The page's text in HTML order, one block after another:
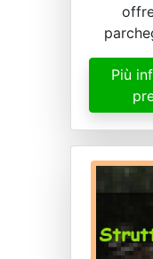
Più